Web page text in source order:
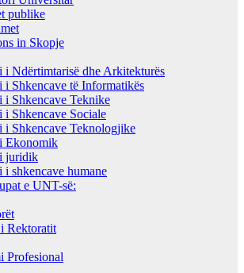
publike
in Skopje
i Ndërtimtarisë dhe Arkitekturës
i Shkencave të Informatikës
i Shkencave Teknike
i Shkencave Sociale
i Shkencave Teknologjike
Ekonomik
juridik
i shkencave humane
e UNT-së:
Rektoratit
Profesional